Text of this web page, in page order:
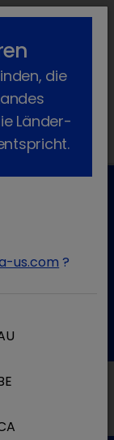
search menu
die
Länder-
us.com ?